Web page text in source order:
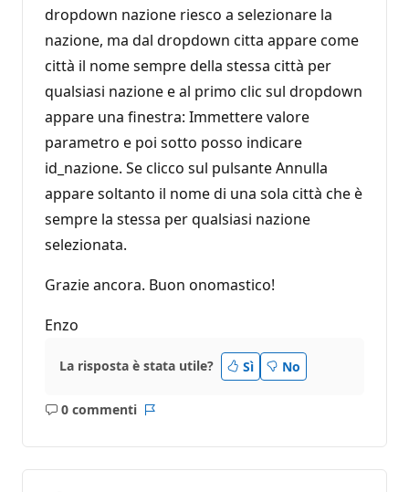
dropdown nazione riesco a selezionare la
nazione, ma dal dropdown citta appare come
città il nome sempre della stessa città per
qualsiasi nazione e al primo clic sul dropdown
appare una finestra: Immettere valore
parametro e poi sotto posso indicare
id_nazione. Se clicco sul pulsante Annulla
appare soltanto il nome di una sola città che è
sempre la stessa per qualsiasi nazione
selezionata.
Grazie ancora. Buon onomastico!
Enzo
La risposta è stata utile? Sì No
0 commenti
Nessun